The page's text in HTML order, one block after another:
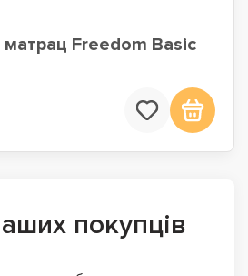
Freedom Basic
покупців